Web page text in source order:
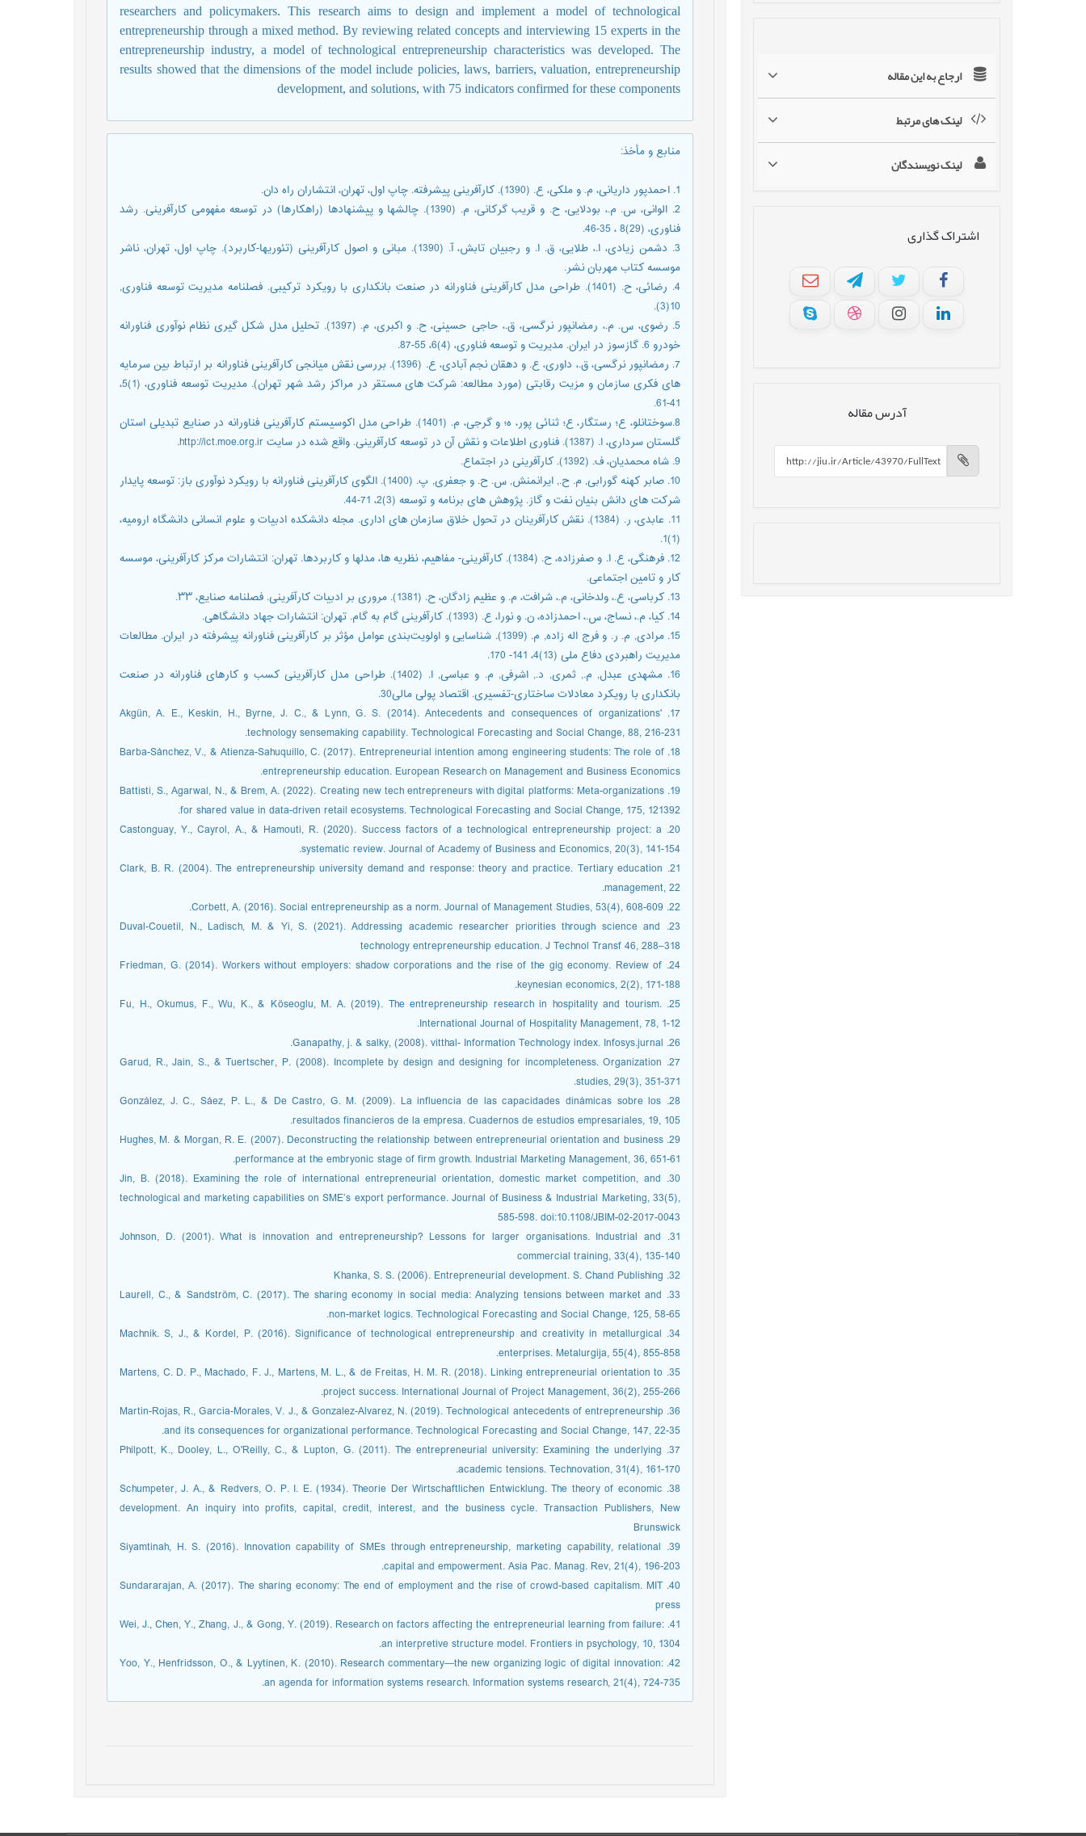
ارجاع به این مقاله
لینک های مرتبط
لینک نویسندگان
اشتراک گذاری
آدرس مقاله
researchers and policymakers. This research aims to design and implement a model of technological
entrepreneurship through a mixed method. By reviewing related concepts and interviewing 15 experts in the
entrepreneurship industry, a model of technological entrepreneurship characteristics was developed. The
results showed that the dimensions of the model include policies, laws, barriers, valuation, entrepreneurship
development, and solutions, with 75 indicators confirmed for these components
منابع و مأخذ:
1. احمدپور داریانی، م. و ملکی، ع. (1390). کارآفرینی پیشرفته. چاپ اول، تهران، انتشاران راه دان.
2. الوانی، س. م.، بودلایی، ح. و قریب گرکانی، م. (1390). چالشها و پیشنهادها (راهکارها) در توسعه مفهومی کارآفرینی. رشد
فناوری، (29)8 ، 35-46.
3. دشمن زیادی، ا.، طلایی، ق. ا. و رجبیان تابش، آ. (1390). مبانی و اصول کارآفرینی (تئوریها-کاربرد). چاپ اول، تهران، ناشر
موسسه کتاب مهربان نشر.
4. رضائی، ح. (1401). طراحی مدل کارآفرینی فناورانه در صنعت بانکداری با رویکرد ترکیبی. فصلنامه مدیریت توسعه فناوری,
10(3).
5. رضوی، س. م.، رمضانپور نرگسی، ق.، حاجی حسینی، ح. و اکبری، م. (1397). تحلیل مدل شکل گیری نظام نوآوری فناورانه
خودرو 6. گازسوز در ایران. مدیریت و توسعه فناوری، (4)6، 55-87.
7. رمضانپور نرگسی، ق.، داوری، ع. و دهقان نجم آبادی، ع. (1396). بررسی نقش میانجی کارآفرینی فناورانه بر ارتباط بین سرمایه
های فکری سازمان و مزیت رقابتی (مورد مطالعه: شرکت های مستقر در مراکز رشد شهر تهران). مدیریت توسعه فناوری، (1)5،
41-61.
8.سوختانلو، ع؛ رستگار، ع؛ ثنائی پور، ه؛ و گرجی، م. (1401). طراحی مدل اکوسیستم کارآفرینی فناورانه در صنایع تبدیلی استان
گلستان سرداری، ا. (1387). فناوری اطلاعات و نقش آن در توسعه کارآفرینی. واقع شده در سایت http://ict.moe.org.ir.
9. شاه محمدیان، ف. (1392). کارآفرینی در اجتماع.
10. صابر کهنه گورابی, م. ح., ایرانمنش, س. ح. و جعفری, پ. (1400). الگوی کارآفرینی فناورانه با رویکرد نوآوری باز: توسعه پایدار
شرکت های دانش بنیان نفت و گاز. پژوهش های برنامه و توسعه (3)2، 71-44.
11. عابدی، ر. (1384). نقش کارآفرینان در تحول خلاق سازمان های اداری. مجله دانشکده ادبیات و علوم انسانی دانشگاه ارومیه،
(1)1.
12. فرهنگی، ع. ا. و صفرزاده، ح. (1384). کارآفرینی- مفاهیم، نظریه ها، مدلها و کاربردها. تهران: انتشارات مرکز کارآفرینی، موسسه
کار و تامین اجتماعی.
13. کرباسی، ع.، ولدخانی، م.، شرافت، م. و عظیم زادگان، ح. (1381). مروری بر ادبیات کارآفرینی. فصلنامه صنایع، ۳۳.
14. کیا، م.، نساج، س.، احمدزاده، ن. و نورا، ع. (1393). کارآفرینی گام به گام. تهران: انتشارات جهاد دانشگاهی.
15. مرادی, م. ر. و فرج اله زاده, م. (1399). شناسایی و اولویت‌بندی عوامل مؤثر بر کارآفرینی فناورانه پیشرفته در ایران. مطالعات
مدیریت راهبردی دفاع ملی (13)4، 141- 170.
16. مشهدی عبدل, م., ثمری, د., اشرفی, م. و عباسی, ا. (1402). طراحی مدل کارآفرینی کسب و کارهای فناورانه در صنعت
بانکداری با رویکرد معادلات ساختاری-تفسیری. اقتصاد پولی مالی30.
17. Akgün, A. E., Keskin, H., Byrne, J. C., & Lynn, G. S. (2014). Antecedents and consequences of organizations'
technology sensemaking capability. Technological Forecasting and Social Change, 88, 216-231.
18. Barba-Sánchez, V., & Atienza-Sahuquillo, C. (2017). Entrepreneurial intention among engineering students: The role of
entrepreneurship education. European Research on Management and Business Economics.
19. Battisti, S., Agarwal, N., & Brem, A. (2022). Creating new tech entrepreneurs with digital platforms: Meta-organizations
for shared value in data-driven retail ecosystems. Technological Forecasting and Social Change, 175, 121392.
20. Castonguay, Y., Cayrol, A., & Hamouti, R. (2020). Success factors of a technological entrepreneurship project: a
systematic review. Journal of Academy of Business and Economics, 20(3), 141-154.
21. Clark, B. R. (2004). The entrepreneurship university demand and response: theory and practice. Tertiary education
management, 22.
22. Corbett, A. (2016). Social entrepreneurship as a norm. Journal of Management Studies, 53(4), 608-609.
23. Duval-Couetil, N., Ladisch, M. & Yi, S. (2021). Addressing academic researcher priorities through science and
technology entrepreneurship education. J Technol Transf 46, 288–318
24. Friedman, G. (2014). Workers without employers: shadow corporations and the rise of the gig economy. Review of
keynesian economics, 2(2), 171-188.
25. Fu, H., Okumus, F., Wu, K., & Köseoglu, M. A. (2019). The entrepreneurship research in hospitality and tourism.
International Journal of Hospitality Management, 78, 1-12.
26. Ganapathy, j. & salky, (2008). vitthal- Information Technology index. Infosys.jurnal.
27. Garud, R., Jain, S., & Tuertscher, P. (2008). Incomplete by design and designing for incompleteness. Organization
studies, 29(3), 351-371.
28. González, J. C., Sáez, P. L., & De Castro, G. M. (2009). La influencia de las capacidades dinámicas sobre los
resultados financieros de la empresa. Cuadernos de estudios empresariales, 19, 105.
29. Hughes, M. & Morgan, R. E. (2007). Deconstructing the relationship between entrepreneurial orientation and business
performance at the embryonic stage of firm growth. Industrial Marketing Management, 36, 651-61.
30. Jin, B. (2018). Examining the role of international entrepreneurial orientation, domestic market competition, and
technological and marketing capabilities on SME’s export performance. Journal of Business & Industrial Marketing, 33(5),
585-598. doi:10.1108/JBIM-02-2017-0043
31. Johnson, D. (2001). What is innovation and entrepreneurship? Lessons for larger organisations. Industrial and
commercial training, 33(4), 135-140
32. Khanka, S. S. (2006). Entrepreneurial development. S. Chand Publishing
33. Laurell, C., & Sandström, C. (2017). The sharing economy in social media: Analyzing tensions between market and
non-market logics. Technological Forecasting and Social Change, 125, 58-65.
34. Machnik. S, J., & Kordel, P. (2016). Significance of technological entrepreneurship and creativity in metallurgical
enterprises. Metalurgija, 55(4), 855-858.
35. Martens, C. D. P., Machado, F. J., Martens, M. L., & de Freitas, H. M. R. (2018). Linking entrepreneurial orientation to
project success. International Journal of Project Management, 36(2), 255-266.
36. Martin-Rojas, R., Garcia-Morales, V. J., & Gonzalez-Alvarez, N. (2019). Technological antecedents of entrepreneurship
and its consequences for organizational performance. Technological Forecasting and Social Change, 147, 22-35.
37. Philpott, K., Dooley, L., O'Reilly, C., & Lupton, G. (2011). The entrepreneurial university: Examining the underlying
academic tensions. Technovation, 31(4), 161-170.
38. Schumpeter, J. A., & Redvers, O. P. I. E. (1934). Theorie Der Wirtschaftlichen Entwicklung. The theory of economic
development. An inquiry into profits, capital, credit, interest, and the business cycle. Transaction Publishers, New
Brunswick
39. Siyamtinah, H. S. (2016). Innovation capability of SMEs through entrepreneurship, marketing capability, relational
capital and empowerment. Asia Pac. Manag. Rev, 21(4), 196-203.
40. Sundararajan, A. (2017). The sharing economy: The end of employment and the rise of crowd-based capitalism. MIT
press
41. Wei, J., Chen, Y., Zhang, J., & Gong, Y. (2019). Research on factors affecting the entrepreneurial learning from failure:
an interpretive structure model. Frontiers in psychology, 10, 1304.
42. Yoo, Y., Henfridsson, O., & Lyytinen, K. (2010). Research commentary—the new organizing logic of digital innovation:
an agenda for information systems research. Information systems research, 21(4), 724-735.